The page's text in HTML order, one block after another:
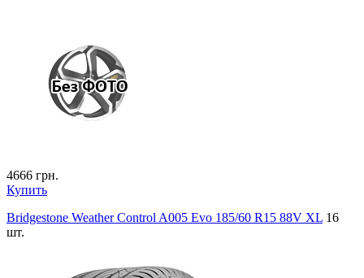
4666 грн.
Купить
Bridgestone Weather Control A005 Evo 185/60 R15 88V XL 16
шт.